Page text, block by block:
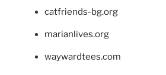
catfriends-bg.org
marianlives.org
waywardtees.com